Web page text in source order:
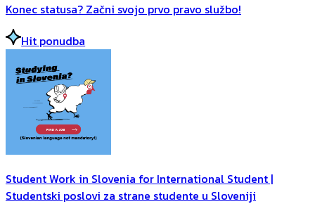
Konec statusa? Začni svojo prvo pravo službo!
Hit ponudba
Student Work in Slovenia for International Student |
Studentski poslovi za strane studente u Sloveniji